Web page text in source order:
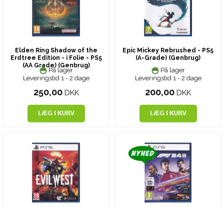
Elden Ring Shadow of the
Erdtree Edition - i Folie - PS5
(AA Grade) (Genbrug)
På lager
Leveringstid 1 - 2 dage
250,00 DKK
Epic Mickey Rebrushed - PS5
(A-Grade) (Genbrug)
På lager
Leveringstid 1 - 2 dage
200,00 DKK